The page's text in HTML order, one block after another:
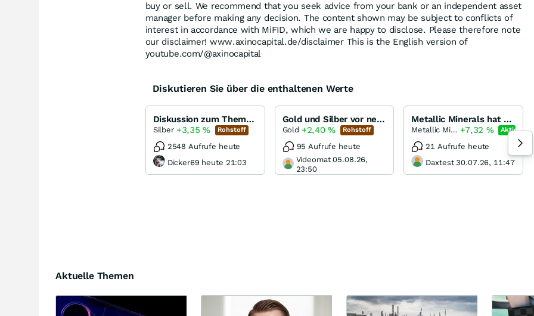
buy or sell. We recommend that you seek advice from your bank or an independent asset
manager before making any decision. The content shown may be subject to conflicts of
interest in accordance with MiFID, which we are happy to disclose. Please therefore note
our disclaimer! www.axinocapital.de/disclaimer This is the English version of
youtube.com/@axinocapital
Diskutieren Sie über die enthaltenen Werte
Diskussion zum Thema Silber
Silber +3,35% Rohstoff
2548 Aufrufe heute
Dicker69 heute 21:03
Gold und Silber vor neuen Allzeithochs...
Gold +2,40% Rohstoff
95 Aufrufe heute
Videomat 05.08.26,
23:50
Metallic Minerals hat sich die beste Gegend im Yukon ausgesucht!
Metallic Minerals +7,32 % Aktie
21 Aufrufe heute
Daxtest 30.07.26, 11:47
Aktuelle Themen